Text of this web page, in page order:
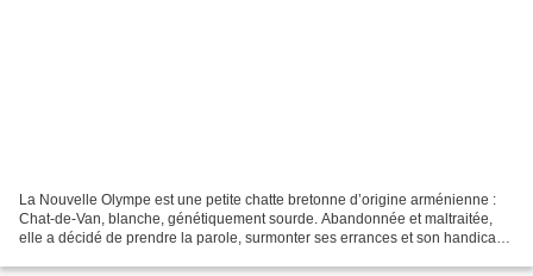
La Nouvelle Olympe est une petite chatte bretonne d’origine arménienne :
Chat-de-Van, blanche, génétiquement sourde. Abandonnée et maltraitée,
elle a décidé de prendre la parole, surmonter ses errances et son handicap,